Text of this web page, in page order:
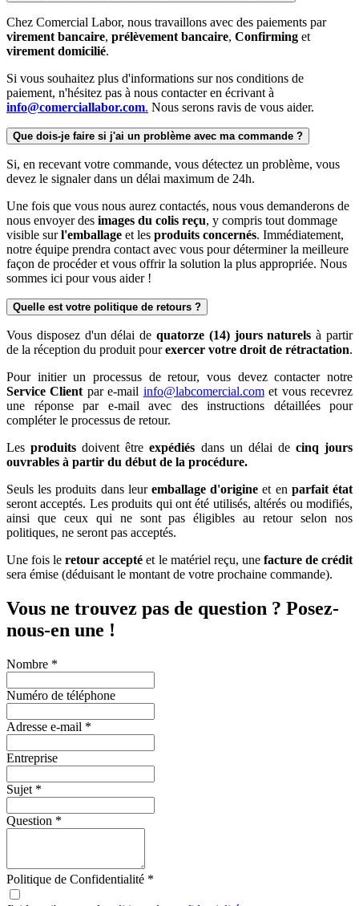
Chez Comercial Labor, nous travaillons avec des paiements par
virement bancaire, prélèvement bancaire, Confirming et
virement domicilié.
Si vous souhaitez plus d'informations sur nos conditions de
paiement, n'hésitez pas à nous contacter en écrivant à
info@comerciallabor.com. Nous serons ravis de vous aider.
Que dois-je faire si j'ai un problème avec ma commande ?
Si, en recevant votre commande, vous détectez un problème, vous
devez le signaler dans un délai maximum de 24h.
Une fois que vous nous aurez contactés, nous vous demanderons de
nous envoyer des images du colis reçu, y compris tout dommage
visible surl'emballage et les produits concernés. Immédiatement,
notre équipe prendra contact avec vous pour déterminer la meilleure
façon de procéder et vous offrir la solution la plus appropriée. Nous
sommes ici pour vous aider !
Quelle est votre politique de retours ?
Vous disposez d'un délai de quatorze (14) jours naturels à partir
de la réception du produit pourexercer votre droit de rétractation.
Pour initier un processus de retour, vous devez contacter notre
Service Client par e-mail info@labcomercial.comet vous recevrez
une réponse par e-mail avec des instructions détaillées pour
compléter le processus de retour.
Lesproduits doivent êtreexpédiés dans un délai de cinq jours
ouvrables à partir du début de la procédure.
Seuls les produits dans leur emballage d'origine et en parfait état
seront acceptés. Les produits qui ont été utilisés, altérés ou modifiés,
ainsi que ceux qui ne sont pas éligibles au retour selon nos
politiques, ne seront pas acceptés.
Une fois leretour accepté et le matériel reçu, une facture de crédit
sera émise (déduisant le montant de votre prochaine commande).
Vous ne trouvez pas de question ? Posez-
nous-en une !
Nombre *
Numéro de téléphone
Adresse e-mail *
Entreprise
Sujet *
Question *
Politique de Confidentialité *